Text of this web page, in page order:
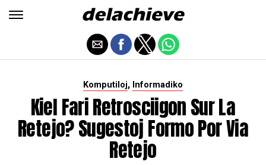
Komputiloj, Informadiko
Kiel Fari Retrosciigon Sur La
Retejo? Sugestoj Formo Por Via
Retejo